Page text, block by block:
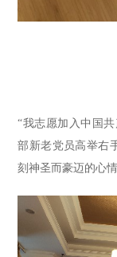
“我志愿加入中国
部新老党员高举右
刻神圣而豪迈的心情